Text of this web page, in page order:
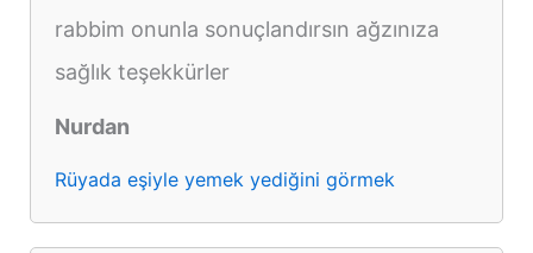
rabbim onunla sonuçlandırsın ağzınıza
sağlık teşekkürler
Nurdan
Rüyada eşiyle yemek yediğini görmek